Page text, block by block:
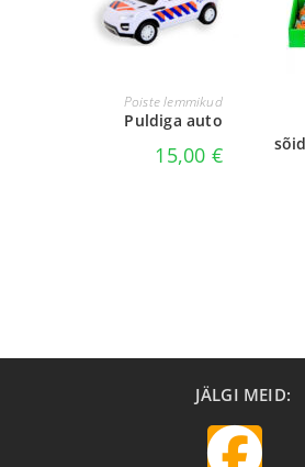
LISA KORVI
Poiste lemmikud
Puldiga auto
15,00 €
JÄLGI MEID: